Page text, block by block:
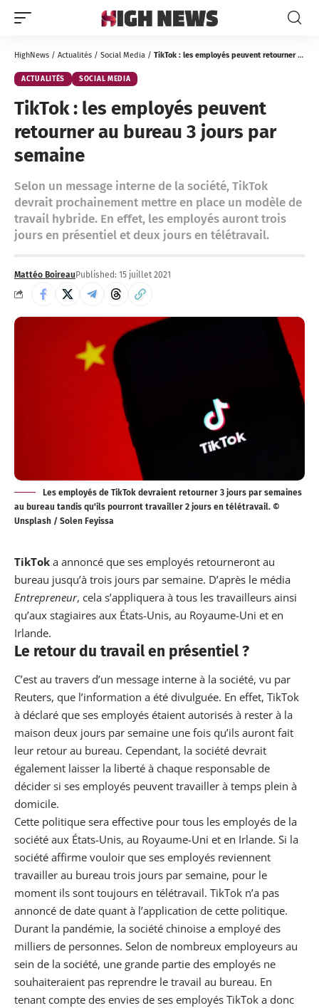
HighNews / Actualités / Social Media / TikTok : les employés peuvent retourner au bureau 3 jours par semaine
ACTUALITÉS SOCIAL MEDIA
TikTok : les employés peuvent
retourner au bureau 3 jours par
semaine
Selon un message interne de la société, TikTok
devrait prochainement mettre en place un modèle de
travail hybride. En effet, les employés auront trois
jours en présentiel et deux jours en télétravail.
Mattéo Boireau Published: 15 juillet 2021
Les employés de TikTok devraient retourner 3 jours par semaines
au bureau tandis qu'ils pourront travailler 2 jours en télétravail. ©
Unsplash / Solen Feyissa
TikTok a annoncé que ses employés retourneront au
bureau jusqu’à trois jours par semaine. D’après le média
Entrepreneur, cela s’appliquera à tous les travailleurs ainsi
qu’aux stagiaires aux États-Unis, au Royaume-Uni et en
Irlande.
Le retour du travail en présentiel ?
C’est au travers d’un message interne à la société, vu par
Reuters, que l’information a été divulguée. En effet, TikTok
à déclaré que ses employés étaient autorisés à rester à la
maison deux jours par semaine une fois qu’ils auront fait
leur retour au bureau. Cependant, la société devrait
également laisser la liberté à chaque responsable de
décider si ses employés peuvent travailler à temps plein à
domicile.
Cette politique sera effective pour tous les employés de la
société aux États-Unis, au Royaume-Uni et en Irlande. Si la
société affirme vouloir que ses employés reviennent
travailler au bureau trois jours par semaine, pour le
moment ils sont toujours en télétravail. TikTok n’a pas
annoncé de date quant à l’application de cette politique.
Durant la pandémie, la société chinoise a employé des
milliers de personnes. Selon de nombreux employeurs au
sein de la société, une grande partie des employés ne
souhaiteraient pas reprendre le travail au bureau. En
tenant compte des envies de ses employés TikTok a donc